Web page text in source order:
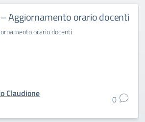
Aggiornamento orario docenti
orario docenti
Claudione
0